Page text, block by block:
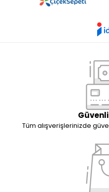
Tüm alışverişlerinizde